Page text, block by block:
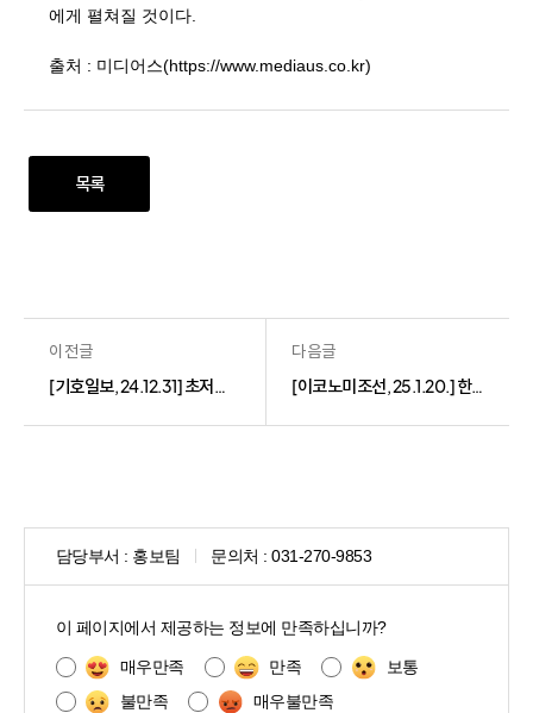
에게 펼쳐질 것이다.
출처 : 미디어스(https://www.mediaus.co.kr)
목록
이전글 다음글
[이코노미조선, 25.1.20.] 한국 경제, 피크 아웃보다 보텀 아웃 고민해야(윤덕룡 대표이사)
담당부서 : 홍보팀 문의처 : 031-270-9853
이 페이지에서 제공하는 정보에 만족하십니까?
매우만족 만족
보통
불만족
매우불만족